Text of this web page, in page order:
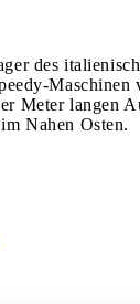
des
Meter langen
Nahen Osten.